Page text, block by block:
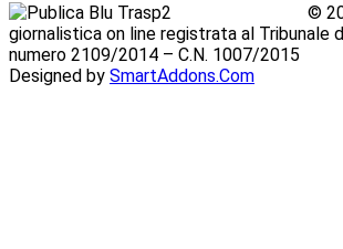
©
giornalistica on line registrata al Tribunale
numero 2109/2014 – C.N. 1007/2015
Designed by SmartAddons.Com